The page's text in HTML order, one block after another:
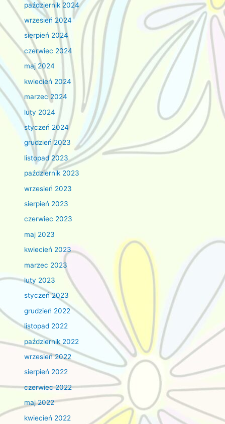
październik 2024
wrzesień 2024
sierpień 2024
czerwiec 2024
maj 2024
kwiecień 2024
marzec 2024
luty 2024
styczeń 2024
grudzień 2023
listopad 2023
październik 2023
wrzesień 2023
sierpień 2023
czerwiec 2023
maj 2023
kwiecień 2023
marzec 2023
luty 2023
styczeń 2023
grudzień 2022
listopad 2022
październik 2022
wrzesień 2022
sierpień 2022
czerwiec 2022
maj 2022
kwiecień 2022